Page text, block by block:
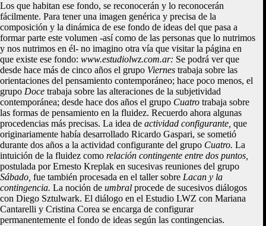
Los que habitan ese fondo, se reconocerán y lo reconocerán
fácilmente. Para tener una imagen genérica y precisa de la
composición y la dinámica de ese fondo de ideas del que pasa a
formar parte este volumen -así como de las personas que lo nutrimos
y nos nutrimos en él- no imagino otra vía que visitar la página en
que existe ese fondo: www.estudiolwz.com.ar: Se podrá ver que
desde hace más de cinco años el grupo Viernes trabaja sobre las
orientaciones del pensamiento contemporáneo; hace poco menos, el
grupo Doce trabaja sobre las alteraciones de la subjetividad
contemporánea; desde hace dos años el grupo Cuatro trabaja sobre
las formas de pensamiento en la fluidez. Recuerdo ahora algunas
procedencias más precisas. La idea de actividad configurante, que
originariamente había desarrollado Ricardo Gaspari, se sometió
durante dos años a la actividad configurante del grupo Cuatro. La
intuición de la fluidez como relación contingente entre dos puntos,
postulada por Ernesto Kreplak en sucesivas reuniones del grupo
Sábado, fue también procesada en el taller sobre Lacan y la
contingencia. La noción de umbral procede de sucesivos diálogos
con Diego Sztulwark. El diálogo en el Estudio LWZ con Mariana
Cantarelli y Cristina Corea se encarga de configurar
permanentemente el fondo de ideas según las contingencias.